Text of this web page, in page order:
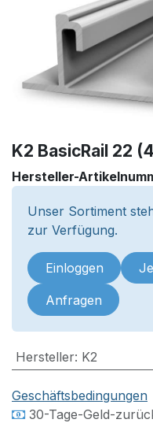
K2 BasicRail 22
Hersteller-
Unser Sortiment
zur Verfügung.
Einloggen
Anfragen
Hersteller: K2
Geschäftsbedingungen
30-Tage-Geld-